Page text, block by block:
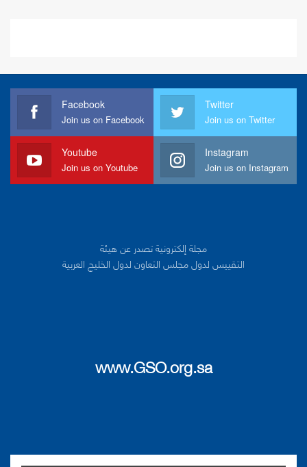
Facebook
Join us on Facebook
Twitter
Join us on Twitter
Youtube
Join us on Youtube
Instagram
Join us on Instagram
مجلة إلكترونية تصدر عن هيئة
التقييس لدول مجلس التعاون لدول الخليج العربية
www.GSO.org.sa